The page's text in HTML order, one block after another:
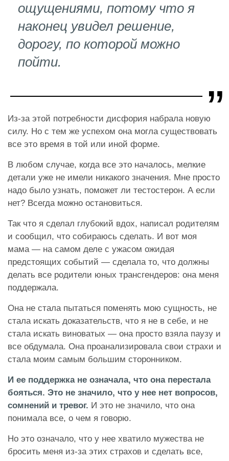
ощущениями, потому что я
наконец увидел решение,
дорогу, по которой можно
пойти.
Из-за этой потребности дисфория набрала новую
силу. Но с тем же успехом она могла существовать
все это время в той или иной форме.
В любом случае, когда все это началось, мелкие
детали уже не имели никакого значения. Мне просто
надо было узнать, поможет ли тестостерон. А если
нет? Всегда можно остановиться.
Так что я сделал глубокий вдох, написал родителям
и сообщил, что собираюсь сделать. И вот моя
мама — на самом деле с ужасом ожидая
предстоящих событий — сделала то, что должны
делать все родители юных трансгендеров: она меня
поддержала.
Она не стала пытаться поменять мою сущность, не
стала искать доказательств, что я не в себе, и не
стала искать виноватых — она просто взяла паузу и
все обдумала. Она проанализировала свои страхи и
стала моим самым большим сторонником.
И ее поддержка не означала, что она перестала
бояться. Это не значило, что у нее нет вопросов,
сомнений и тревог. И это не значило, что она
понимала все, о чем я говорю.
Но это означало, что у нее хватило мужества не
бросить меня из-за этих страхов и сделать все,